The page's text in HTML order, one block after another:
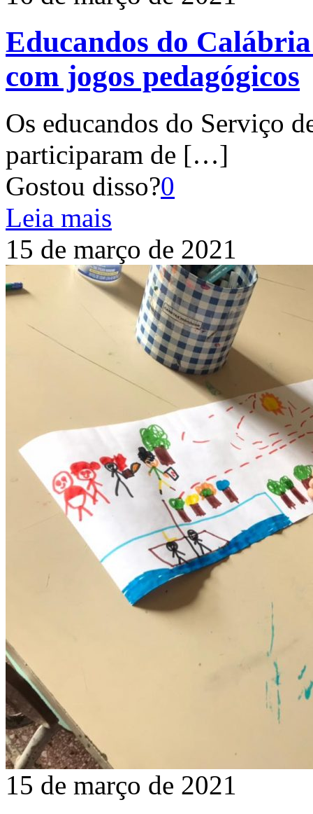
Educandos do
com jogos pedagógicos
Os educandos do Serviço
participaram de […]
Gostou disso?0
Leia mais
15 de março de 2021
15 de março de 2021